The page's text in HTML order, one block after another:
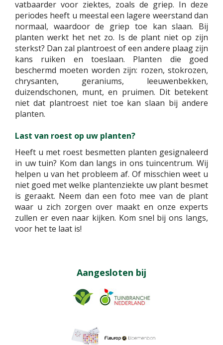
vatbaarder voor ziektes, zoals de griep. In deze
periodes heeft u meestal een lagere weerstand dan
normaal, waardoor de griep toe kan slaan. Bij
planten werkt het net zo. Is de plant niet op zijn
sterkst? Dan zal plantroest of een andere plaag zijn
kans ruiken en toeslaan. Planten die goed
beschermd moeten worden zijn: rozen, stokrozen,
chrysanten, geraniums, leeuwenbekken,
duizendschonen, munt, en pruimen. Dit betekent
niet dat plantroest niet toe kan slaan bij andere
planten.
Last van roest op uw planten?
Heeft u met roest besmetten planten gesignaleerd
in uw tuin? Kom dan langs in ons tuincentrum. Wij
helpen u van het probleem af. Of misschien weet u
niet goed met welke plantenziekte uw plant besmet
is geraakt. Neem dan een foto mee van de plant
waar u zich zorgen over maakt en onze experts
zullen er even naar kijken. Kom snel bij ons langs,
voor het te laat is!
Aangesloten bij